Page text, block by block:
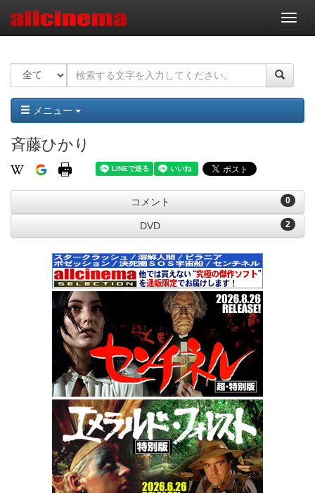
ナ
ビ
ー
ョ
ン
メニュー
斉藤ひかり
0
コメント
2
DVD